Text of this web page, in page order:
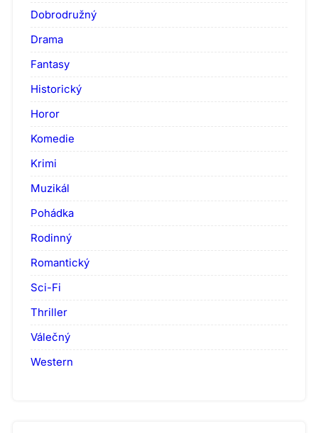
Dobrodružný
Drama
Fantasy
Historický
Horor
Komedie
Krimi
Muzikál
Pohádka
Rodinný
Romantický
Sci-Fi
Thriller
Válečný
Western